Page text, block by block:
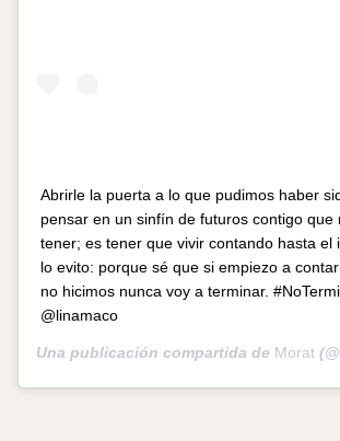
Abrirle la puerta a lo que pudimos haber
pensar en un sinfín de futuros contigo que
tener; es tener que vivir contando hasta el
lo evito: porque sé que si empiezo a
no hicimos nunca voy a terminar.
@linamaco
Una publicación compartida de Morat